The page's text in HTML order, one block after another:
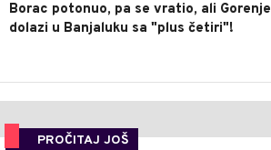
Borac potonuo, pa se vratio, ali Gorenje
dolazi u Banjaluku sa "plus četiri"!
PROČITAJ JOŠ